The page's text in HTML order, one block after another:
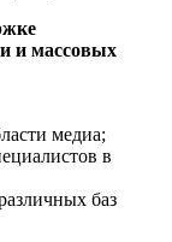
и массовых
медиа;
в
баз